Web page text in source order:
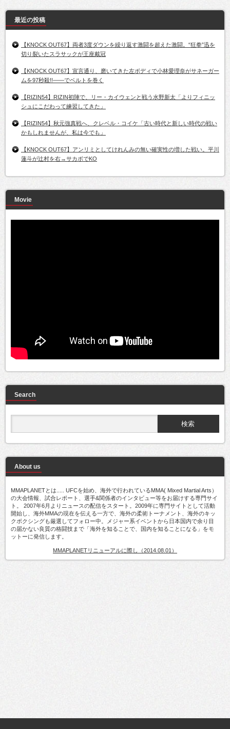
最近の投稿
【KNOCK OUT67】両者3度ダウンを繰り返す激闘を超えた激闘。“狂拳”迅を
切り裂いたスラサックが王座戴冠
【KNOCK OUT67】宣言通り、磨いてきた左ボディで小林愛理奈がサネーガー
ムを97秒殺!!――でベルトを巻く
【RIZIN54】RIZIN初陣で、リー・カイウェンと戦う水野新太「よりフィニッ
シュにこだわって練習してきた」
【RIZIN54】秋元強真戦へ、クレベル・コイケ「古い時代と新しい時代の戦い
かもしれませんが、私は今でも」
【KNOCK OUT67】アンリミとしてけれんみの無い確実性の増した戦い。平川
蓮斗が辻村を右→サカボでKO
Movie
Search
About us
MMAPLANETとは..... UFCを始め、海外で行われているMMA( Mixed Martial Arts）
の大会情報、試合レポート、選手&関係者のインタビュー等をお届けする専門サイ
ト。 2007年6月よりニュースの配信をスタート。2009年に専門サイトとして活動
開始し、海外MMAの現在を伝える一方で、海外の柔術トーナメント、海外のキッ
クボクシングも厳選してフォロー中。メジャー系イベントから日本国内で余り目
の届かない良質の格闘技まで「海外を知ることで、国内を知ることになる」をモ
ットーに発信します。
MMAPLANETリニューアルに際し（2014.08.01）